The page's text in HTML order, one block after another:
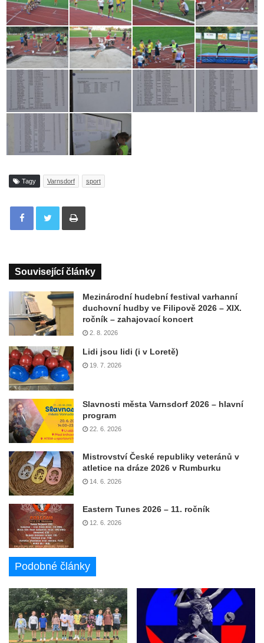
Tagy Varnsdorf sport
Tisknout
Související články
Mezinárodní hudební festival varhanní
duchovní hudby ve Filipově 2026 – XIX.
ročník – zahajovací koncert
2. 8. 2026
Lidi jsou lidi (i v Loretě)
19. 7. 2026
Slavnosti města Varnsdorf 2026 – hlavní
program
22. 6. 2026
Mistrovství České republiky veteránů v
atletice na dráze 2026 v Rumburku
14. 6. 2026
Eastern Tunes 2026 – 11. ročník
12. 6. 2026
Podobné články